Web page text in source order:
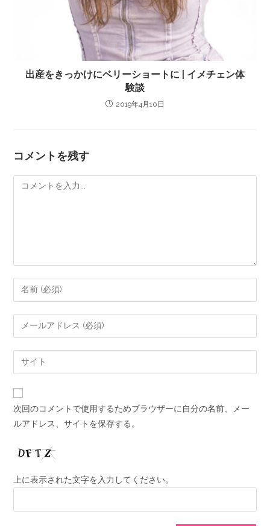
出産をきっかけにベリーショートに | イメチェン体
験談
2019年4月10日
コメントを残す
次回のコメントで使用するためブラウザーに自分の名前、メー
ルアドレス、サイトを保存する。
上に表示された文字を入力してください。